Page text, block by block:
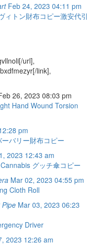
Feb 24, 2023 04:11 pm
ィトン財布コピー激安代引
url],
link],
26, 2023 08:03 pm
Hand Wound Torsion
pm
ーバリー財布コピー
2023 12:43 am
グッチ傘コピー
Mar 02, 2023 04:55 pm
Cloth Roll
Mar 03, 2023 06:23
Driver
2023 12:26 am